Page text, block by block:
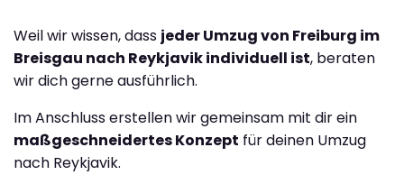
Weil wir wissen, dass jeder Umzug von Freiburg im
Breisgau nach Reykjavik individuell ist, beraten
wir dich gerne ausführlich.
Im Anschluss erstellen wir gemeinsam mit dir ein
maßgeschneidertes Konzept für deinen Umzug
nach Reykjavik.